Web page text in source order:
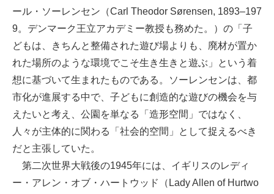
ール・ソーレンセン（Carl Theodor Sørensen, 1893–197
9。デンマーク王立アカデミー教授も務めた。）の「子
どもは、きちんと整備された遊び場よりも、廃材が置か
れた場所のような環境でこそ生き生きと遊ぶ」という着
想に基づいて生まれたものである。ソーレンセンは、都
市化が進展する中で、子どもに創造的な遊びの機会を与
えたいと考え、公園を単なる「造形空間」ではなく、
人々が主体的に関わる「社会的空間」として捉えるべき
だと主張していた。
第二次世界大戦後の1945年には、イギリスのレディ
ー・アレン・オブ・ハートウッド（Lady Allen of Hurtwo